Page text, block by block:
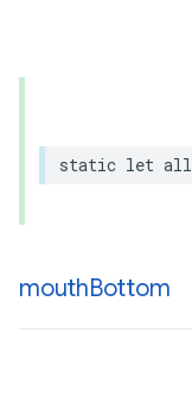
static let all
mouthBottom